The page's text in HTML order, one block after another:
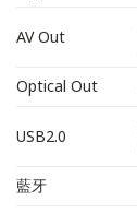
AV Out
Optical Out
USB2.0
藍牙